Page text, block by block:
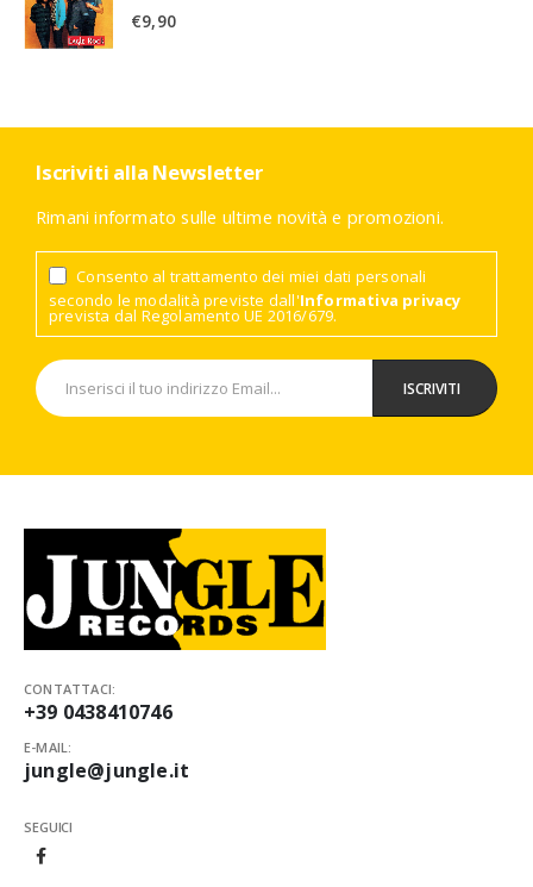
€9,90
Iscriviti alla Newsletter
Rimani informato sulle ultime novità e promozioni.
Consento al trattamento dei miei dati personali
secondo le modalità previste dall'Informativa privacy
prevista dal Regolamento UE 2016/679.
CONTATTACI:
+39 0438410746
E-MAIL:
jungle@jungle.it
SEGUICI